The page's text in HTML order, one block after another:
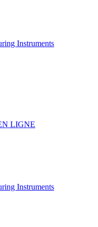
Instruments
LIGNE
Instruments